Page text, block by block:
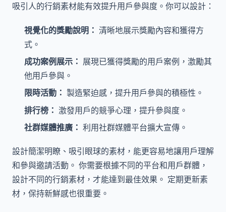
吸引人的行銷素材能有效提升用戶參與度。你可以設計：
視覺化的獎勵說明： 清晰地展示獎勵內容和獲得方
式。
成功案例展示： 展現已獲得獎勵的用戶案例，激勵其
他用戶參與。
限時活動： 製造緊迫感，提升用戶參與的積極性。
排行榜： 激發用戶的競爭心理，提升參與度。
社群媒體推廣： 利用社群媒體平台擴大宣傳。
設計簡潔明瞭、吸引眼球的素材，能更容易地讓用戶理解
和參與邀請活動。 你需要根據不同的平台和用戶群體，
設計不同的行銷素材，才能達到最佳效果。 定期更新素
材，保持新鮮感也很重要。